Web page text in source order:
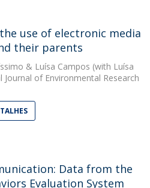
use of electronic media
their parents
& Luísa Campos (with Luísa
of Environmental Research
Data from the
Evaluation System